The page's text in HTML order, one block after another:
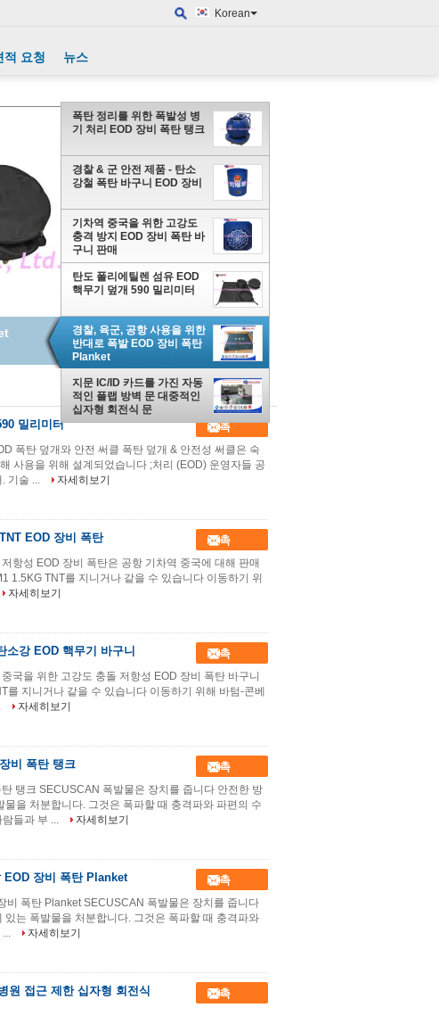
Korean
적 요청 뉴스
폭탄 정리를 위한 폭발성 병
기 처리 EOD 장비 폭탄 탱크
경찰 & 군 안전 제품 - 탄소
강철 폭탄 바구니 EOD 장비
기차역 중국을 위한 고강도
충격 방지 EOD 장비 폭탄 바
구니 판매
탄도 폴리에틸렌 섬유 EOD
핵무기 덮개 590 밀리미터
경찰, 육군, 공항 사용을 위한
반대로 폭발 EOD 장비 폭탄
Planket
지문 IC/ID 카드를 가진 자동
적인 플랩 방벽 문 대중적인
십자형 회전식 문
밀리미터 접촉
폭탄 덮개와 안전 써클 폭탄 덮개 & 안전성 써클은 숙
사용을 위해 설계되었습니다 ;처리 (EOD) 운영자들 공
기술 ...
자세히보기
EOD 장비 폭탄 접촉
항성 EOD 장비 폭탄은 공항 기차역 중국에 대해 판매
1.5KG TNT를 지니거나 같을 수 있습니다 이동하기 위
자세히보기
소강 EOD 핵무기 바구니 접촉
국을 위한 고강도 충돌 저항성 EOD 장비 폭탄 바구니
지니거나 같을 수 있습니다 이동하기 위해 바텀-콘베
자세히보기
비 폭탄 탱크 접촉
탱크 SECUSCAN 폭발물은 장치를 줍니다 안전한 방
을 처분합니다. 그것은 폭파할 때 충격파와 파편의 수
들과 부 ...
자세히보기
EOD 장비 폭탄 Planket 접촉
비 폭탄 Planket SECUSCAN 폭발물은 장치를 줍니다
는 폭발물을 처분합니다. 그것은 폭파할 때 충격파와
...
자세히보기
원 접근 제한 십자형 회전식
접촉